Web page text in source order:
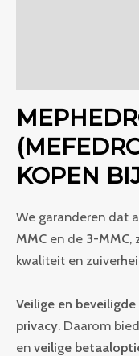
KOPEN
We garanderen dat
MMC en de 3-MMC,
kwaliteit en
Veilige en
privacy. Daarom
en veilige